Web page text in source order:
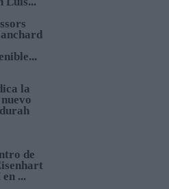
la
de
...